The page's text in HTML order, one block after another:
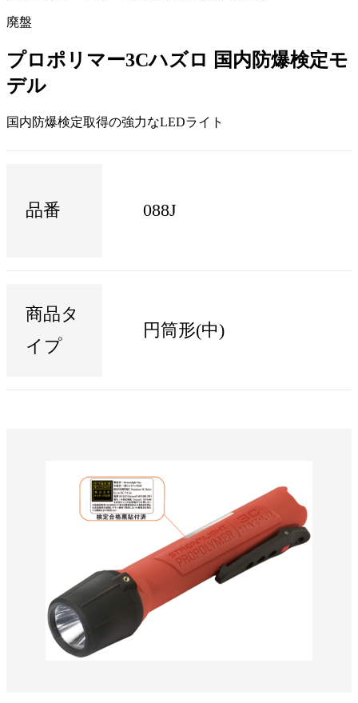
廃盤
プロポリマー3Cハズロ 国内防爆検定モ
デル
国内防爆検定取得の強力なLEDライト
品番 088J
商品タ
イプ
円筒形(中)